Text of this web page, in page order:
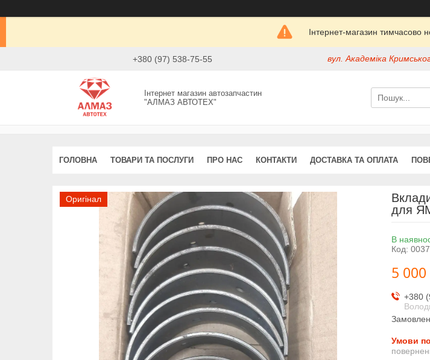
Інтернет-магазин тимчасово
+380 (97) 538-75-55 вул. Академіка
Інтернет магазин автозапчастин
"АЛМАЗ АВТОТЕХ"
ГОЛОВНА ТОВАРИ ТА ПОСЛУГИ ПРО НАС КОНТАКТИ ДОСТАВКА ТА ОПЛАТА
Оригінал
для
В
Код:
5
+380